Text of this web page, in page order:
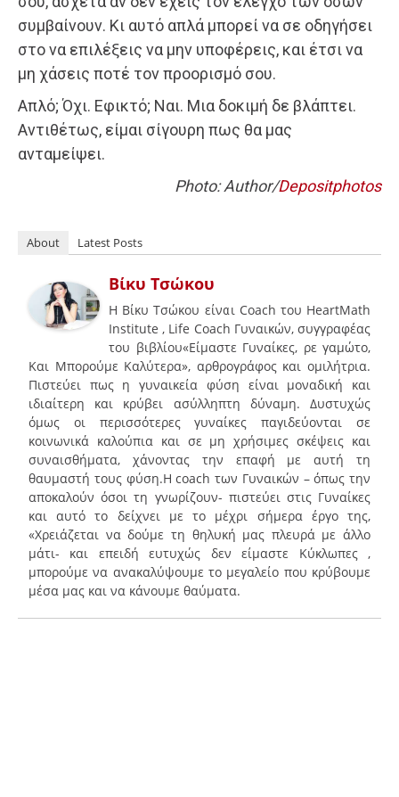
συμβαίνουν. Κι αυτό απλά μπορεί να σε οδηγήσει
στο να επιλέξεις να μην υποφέρεις, και έτσι να
μη χάσεις ποτέ τον προορισμό σου.
Απλό; Όχι. Εφικτό; Ναι. Μια δοκιμή δε βλάπτει.
Αντιθέτως, είμαι σίγουρη πως θα μας
ανταμείψει.
Photo: Author/Depositphotos
About Latest Posts
Βίκυ Τσώκου
Η Βίκυ Τσώκου είναι Coach του HeartMath
Institute , Life Coach Γυναικών, συγγραφέας
του βιβλίου«Είμαστε Γυναίκες, ρε γαμώτο,
Και Μπορούμε Καλύτερα», αρθρογράφος και ομιλήτρια.
Πιστεύει πως η γυναικεία φύση είναι μοναδική και
ιδιαίτερη και κρύβει ασύλληπτη δύναμη. Δυστυχώς
όμως οι περισσότερες γυναίκες παγιδεύονται σε
κοινωνικά καλούπια και σε μη χρήσιμες σκέψεις και
συναισθήματα, χάνοντας την επαφή με αυτή τη
θαυμαστή τους φύση.Η coach των Γυναικών – όπως την
αποκαλούν όσοι τη γνωρίζουν- πιστεύει στις Γυναίκες
και αυτό το δείχνει με το μέχρι σήμερα έργο της,
«Χρειάζεται να δούμε τη θηλυκή μας πλευρά με άλλο
μάτι- και επειδή ευτυχώς δεν είμαστε Κύκλωπες ,
μπορούμε να ανακαλύψουμε το μεγαλείο που κρύβουμε
μέσα μας και να κάνουμε θαύματα.